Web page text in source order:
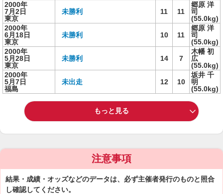
2000年
7月2日
東京
未勝利 11 11
郷原 洋
司
(55.0kg)
2000年
6月18日
東京
未勝利 10 11
郷原 洋
司
(55.0kg)
2000年
5月28日
東京
未勝利 14 7
木幡 初
広
(55.0kg)
2000年
5月7日
福島
未出走 12 10
坂井 千
明
(55.0kg)
もっと見る
注意事項
結果・成績・オッズなどのデータは、必ず主催者発行のものと照合
し確認してください。